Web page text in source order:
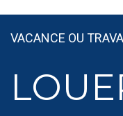
VACANCE OU